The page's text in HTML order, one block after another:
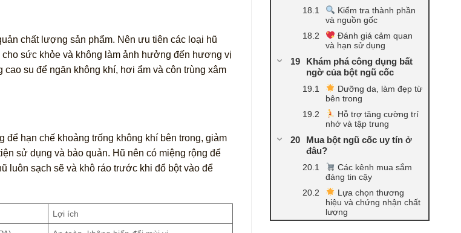
chất lượng sản phẩm. Nên ưu tiên các loại hũ
sức khỏe và không làm ảnh hưởng đến hương vị
su để ngăn không khí, hơi ẩm và côn trùng xâm
hạn chế khoảng trống không khí bên trong, giảm
sử dụng và bảo quản. Hũ nên có miệng rộng để
luôn sạch sẽ và khô ráo trước khi đổ bột vào để
Lợi ích
Kiểm tra thành phần
và nguồn gốc
Đánh giá cảm quan
và hạn sử dụng
Khám phá công dụng bất
ngờ của bột ngũ cốc
Dưỡng da, làm đẹp từ
bên trong
Hỗ trợ tăng cường trí
nhớ và tập trung
Mua bột ngũ cốc uy tín ở
đâu?
Các kênh mua sắm
đáng tin cậy
Lựa chọn thương
hiệu và chứng nhận chất
lượng